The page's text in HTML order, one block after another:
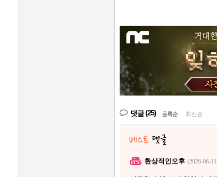
댓글(25) 등록순 최신순
환상적인오후 (2026-06-